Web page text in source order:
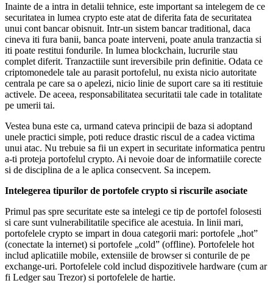
Inainte de a intra in detalii tehnice, este important sa intelegem de ce
securitatea in lumea crypto este atat de diferita fata de securitatea
unui cont bancar obisnuit. Intr-un sistem bancar traditional, daca
cineva iti fura banii, banca poate interveni, poate anula tranzactia si
iti poate restitui fondurile. In lumea blockchain, lucrurile stau
complet diferit. Tranzactiile sunt ireversibile prin definitie. Odata ce
criptomonedele tale au parasit portofelul, nu exista nicio autoritate
centrala pe care sa o apelezi, nicio linie de suport care sa iti restituie
activele. De aceea, responsabilitatea securitatii tale cade in totalitate
pe umerii tai.
Vestea buna este ca, urmand cateva principii de baza si adoptand
unele practici simple, poti reduce drastic riscul de a cadea victima
unui atac. Nu trebuie sa fii un expert in securitate informatica pentru
a-ti proteja portofelul crypto. Ai nevoie doar de informatiile corecte
si de disciplina de a le aplica consecvent. Sa incepem.
Intelegerea tipurilor de portofele crypto si riscurile asociate
Primul pas spre securitate este sa intelegi ce tip de portofel folosesti
si care sunt vulnerabilitatile specifice ale acestuia. In linii mari,
portofelele crypto se impart in doua categorii mari: portofele „hot”
(conectate la internet) si portofele „cold” (offline). Portofelele hot
includ aplicatiile mobile, extensiile de browser si conturile de pe
exchange-uri. Portofelele cold includ dispozitivele hardware (cum ar
fi Ledger sau Trezor) si portofelele de hartie.